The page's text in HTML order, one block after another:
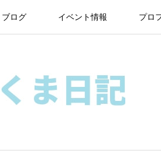
ブログ イベント情報 プロ